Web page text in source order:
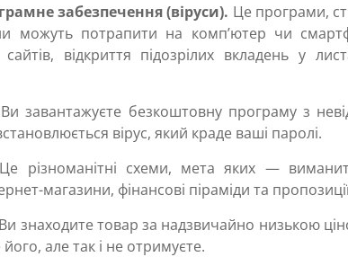
забезпечення (віруси). Це програми,
можуть потрапити на комп’ютер чи
сайтів, відкриття підозрілих вкладень у
завантажуєте безкоштовну програму з
вірус, який краде ваші паролі.
різноманітні схеми, мета яких —
магазини, фінансові піраміди та
знаходите товар за надзвичайно низькою
але так і не отримуєте.